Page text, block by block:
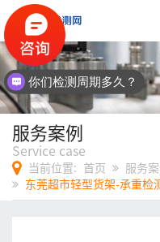
服务案例
Service case
当前位置: 首页 服务
东莞超市轻型货架-承重检
你们检测周期多久？
检测费用多少？